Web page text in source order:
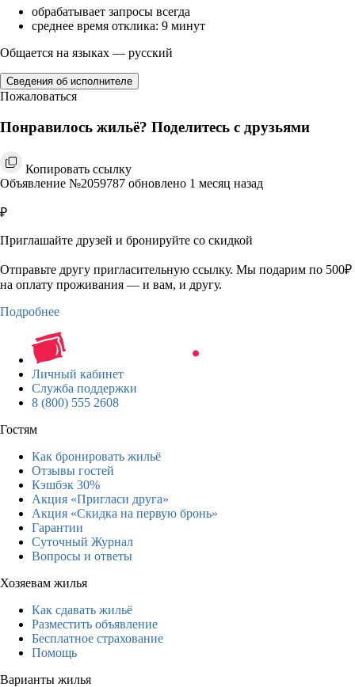
обрабатывает запросы всегда
среднее время отклика: 9 минут
Общается на языках — русский
Сведения об исполнителе
Пожаловаться
Понравилось жильё? Поделитесь с друзьями
Копировать ссылку
Объявление №2059787 обновлено 1 месяц назад
₽
Приглашайте друзей и бронируйте со скидкой
Отправьте другу пригласительную ссылку. Мы подарим по 500₽
на оплату проживания — и вам, и другу.
Подробнее
Личный кабинет
Служба поддержки
8 (800) 555 2608
Гостям
Как бронировать жильё
Отзывы гостей
Кэшбэк 30%
Акция «Пригласи друга»
Акция «Скидка на первую бронь»
Гарантии
Суточный Журнал
Вопросы и ответы
Хозяевам жилья
Как сдавать жильё
Разместить объявление
Бесплатное страхование
Помощь
Варианты жилья